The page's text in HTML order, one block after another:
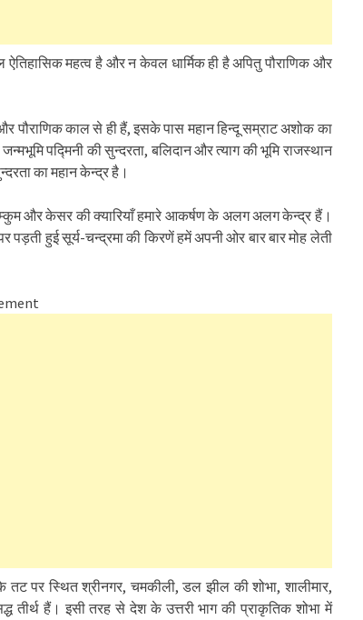
महत्व है और न केवल धार्मिक ही है अपितु पौराणिक और
पौराणिक काल से ही हैं, इसके पास महान हिन्दू सम्राट अशोक का
पद्मिनी की सुन्दरता, बलिदान और त्याग की भूमि राजस्थान
का महान केन्द्र है।
और केसर की क्यारियाँ हमारे आकर्षण के अलग अलग केन्द्र हैं।
पड़ती हुई सूर्य-चन्द्रमा की किरणें हमें अपनी ओर बार बार मोह लेती
पर स्थित श्रीनगर, चमकीली, डल झील की शोभा, शालीमार,
तीर्थ हैं। इसी तरह से देश के उत्तरी भाग की प्राकृतिक शोभा में